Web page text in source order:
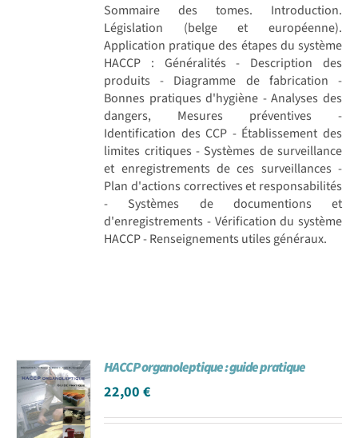
Sommaire des tomes. Introduction.
Législation (belge et européenne).
Application pratique des étapes du système
HACCP : Généralités - Description des
produits - Diagramme de fabrication -
Bonnes pratiques d'hygiène - Analyses des
dangers, Mesures préventives -
Identification des CCP - Établissement des
limites critiques - Systèmes de surveillance
et enregistrements de ces surveillances -
Plan d'actions correctives et responsabilités
- Systèmes de documentions et
d'enregistrements - Vérification du système
HACCP - Renseignements utiles généraux.
HACCP organoleptique : guide pratique
22,00€